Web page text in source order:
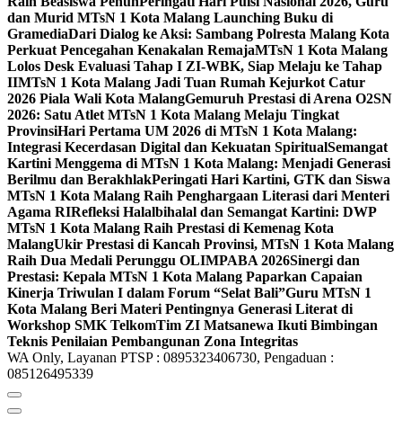
dan Murid MTsN 1 Kota Malang Launching Buku di
GramediaDari Dialog ke Aksi: Sambang Polresta Malang Kota
Perkuat Pencegahan Kenakalan RemajaMTsN 1 Kota Malang
Lolos Desk Evaluasi Tahap I ZI-WBK, Siap Melaju ke Tahap
IIMTsN 1 Kota Malang Jadi Tuan Rumah Kejurkot Catur
2026 Piala Wali Kota MalangGemuruh Prestasi di Arena O2SN
2026: Satu Atlet MTsN 1 Kota Malang Melaju Tingkat
ProvinsiHari Pertama UM 2026 di MTsN 1 Kota Malang:
Integrasi Kecerdasan Digital dan Kekuatan SpiritualSemangat
Kartini Menggema di MTsN 1 Kota Malang: Menjadi Generasi
Berilmu dan BerakhlakPeringati Hari Kartini, GTK dan Siswa
MTsN 1 Kota Malang Raih Penghargaan Literasi dari Menteri
Agama RIRefleksi Halalbihalal dan Semangat Kartini: DWP
MTsN 1 Kota Malang Raih Prestasi di Kemenag Kota
MalangUkir Prestasi di Kancah Provinsi, MTsN 1 Kota Malang
Raih Dua Medali Perunggu OLIMPABA 2026Sinergi dan
Prestasi: Kepala MTsN 1 Kota Malang Paparkan Capaian
Kinerja Triwulan I dalam Forum “Selat Bali”Guru MTsN 1
Kota Malang Beri Materi Pentingnya Generasi Literat di
Workshop SMK TelkomTim ZI Matsanewa Ikuti Bimbingan
Teknis Penilaian Pembangunan Zona Integritas
WA Only, Layanan PTSP : 0895323406730, Pengaduan :
085126495339